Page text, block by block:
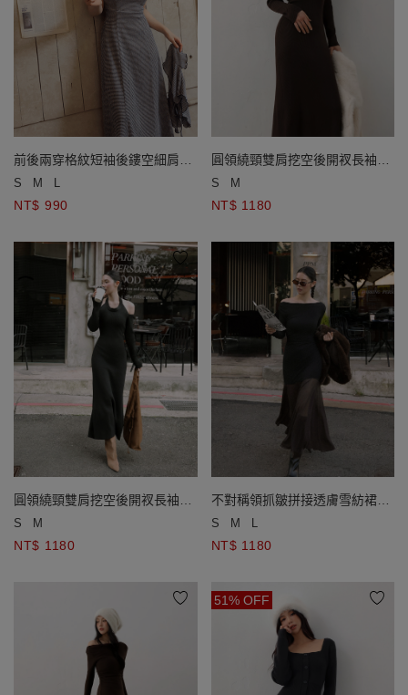
前後兩穿格紋短袖後鏤空細肩帶
長洋裝套裝
S M
NT$ 990
圓領繞頸雙肩挖空後開衩長袖羅
紋BRA長洋裝
S M
NT$ 1180
圓領繞頸雙肩挖空後開衩長袖羅
紋BRA長洋裝
S M
NT$ 1180
不對稱領抓皺拼接透膚雪紡裙擺
長袖內磨毛BRA長洋裝
S M L
NT$ 1180
51% OFF